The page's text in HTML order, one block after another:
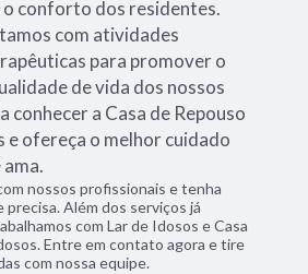
o conforto dos residentes.
com atividades
para promover o
de vida dos nossos
conhecer a Casa de Repouso
e ofereça o melhor cuidado
nossos profissionais e tenha
Além dos serviços já
com Lar de Idosos e Casa
Entre em contato agora e tire
com nossa equipe.